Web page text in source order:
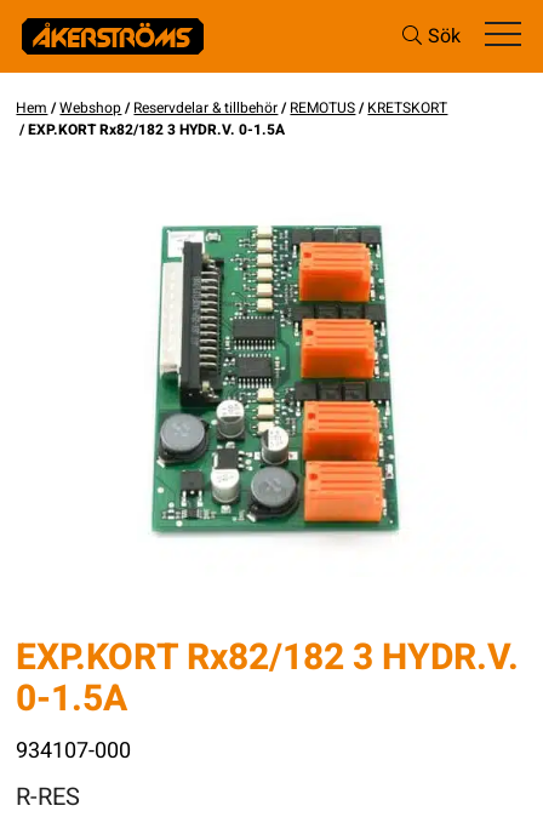
Sök
Hem /Webshop/Reservdelar & tillbehör/REMOTUS/KRETSKORT
/ EXP.KORT Rx82/182 3 HYDR.V. 0-1.5A
EXP.KORT Rx82/182 3 HYDR.V.
0-1.5A
934107-000
R-RES